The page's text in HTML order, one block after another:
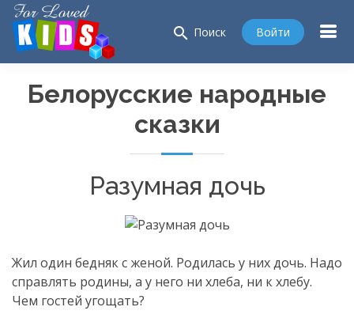
search Поиск Войти
Белорусские народные
сказки
Разумная дочь
Жил один бедняк с женой. Родилась у них дочь. Надо
справлять родины, а у него ни хлеба, ни к хлебу.
Чем гостей угощать?